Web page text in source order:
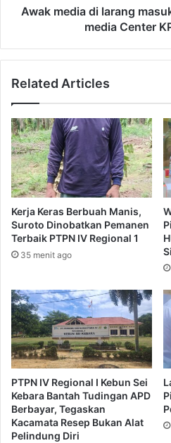
Awak media di larang
media Center
Related Articles
Kerja Keras Berbuah Manis,
Suroto Dinobatkan Pemanen
Terbaik PTPN IV Regional 1
35 menit ago
PTPN IV Regional I Kebun Sei
Kebara Bantah Tudingan APD
Berbayar, Tegaskan
Kacamata Resep Bukan Alat
Pelindung Diri